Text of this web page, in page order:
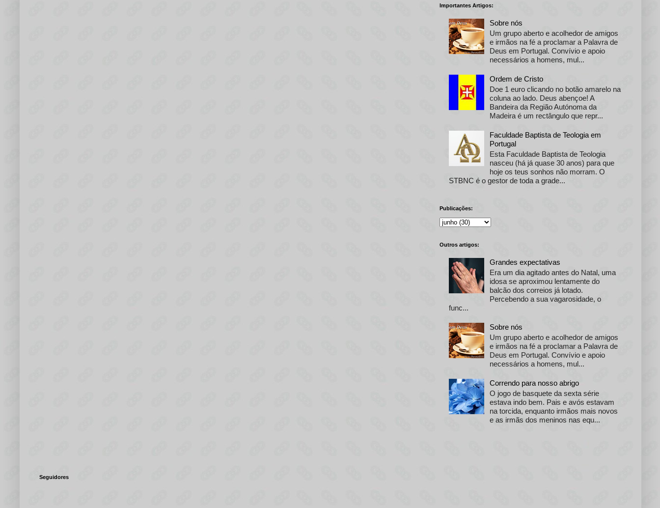
Importantes Artigos:
Sobre nós
Um grupo aberto e acolhedor de amigos
e irmãos na fé a proclamar a Palavra de
Deus em Portugal. Convívio e apoio
necessários a homens, mul...
Ordem de Cristo
Doe 1 euro clicando no botão amarelo na
coluna ao lado. Deus abençoe! A
Bandeira da Região Autónoma da
Madeira é um rectângulo que repr...
Faculdade Baptista de Teologia em
Portugal
Esta Faculdade Baptista de Teologia
nasceu (há já quase 30 anos) para que
hoje os teus sonhos não morram. O
STBNC é o gestor de toda a grade...
Publicações:
Outros artigos:
Grandes expectativas
Era um dia agitado antes do Natal, uma
idosa se aproximou lentamente do
balcão dos correios já lotado.
Percebendo a sua vagarosidade, o
func...
Sobre nós
Um grupo aberto e acolhedor de amigos
e irmãos na fé a proclamar a Palavra de
Deus em Portugal. Convívio e apoio
necessários a homens, mul...
Correndo para nosso abrigo
O jogo de basquete da sexta série
estava indo bem. Pais e avós estavam
na torcida, enquanto irmãos mais novos
e as irmãs dos meninos nas equ...
Seguidores